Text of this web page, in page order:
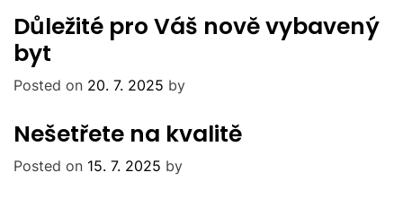
Důležité pro Váš nově vybavený
byt
Posted on 20. 7. 2025 by
Nešetřete na kvalitě
Posted on 15. 7. 2025 by